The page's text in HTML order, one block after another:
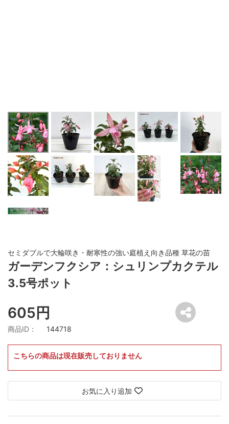
セミダブルで大輪咲き・耐寒性の強い庭植え向き品種 草花の苗
ガーデンフクシア：シュリンプカクテル
3.5号ポット
605円
商品ID： 144718
こちらの商品は現在販売しておりません
お気に入り追加